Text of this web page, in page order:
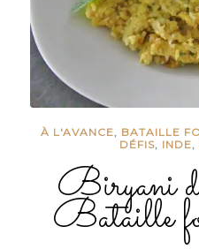
À L'AVANCE, BATAILLE
DÉFIS, INDE,
Biryani
Bataille